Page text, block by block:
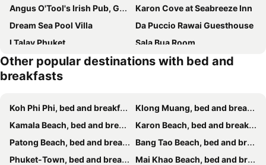
Angus O'Tool's Irish Pub, Guesthouse
Karon Cove at Seabreeze Inn
Dream Sea Pool Villa
Da Puccio Rawai Guesthouse
I Talay Phuket
Sala Bua Room
Sangchai Beach Appartement
Other popular destinations with bed and
breakfasts
Koh Phi Phi, bed and breakfasts
Klong Muang, bed and breakfasts
Kamala Beach, bed and breakfasts
Karon Beach, bed and breakfasts
Patong Beach, bed and breakfasts
Bang Tao Beach, bed and breakfasts
Phuket-Town, bed and breakfasts
Mai Khao Beach, bed and breakfasts